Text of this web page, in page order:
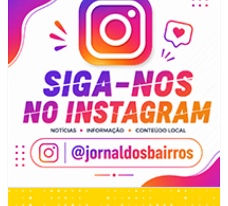
08/08/2026 | 07:00